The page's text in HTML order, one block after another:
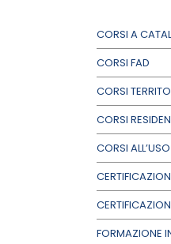
CORSI A
CORSI FAD
CORSI
CORSI
CORSI
FORMAZIONE